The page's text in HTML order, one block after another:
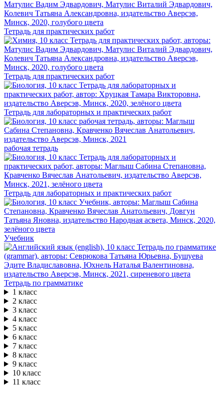
Тетрадь для практических работ
Тетрадь для практических работ
Тетрадь для лабораторных и практических работ
рабочая тетрадь
Тетрадь для лабораторных и практических работ
Учебник
Тетрадь по грамматике
1 класс
2 класс
3 класс
4 класс
5 класс
6 класс
7 класс
8 класс
9 класс
10 класс
11 класс